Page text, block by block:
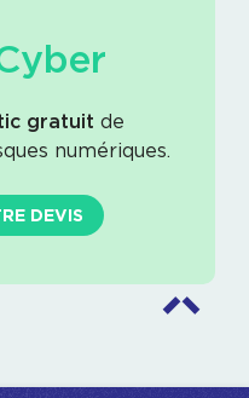
gratuit de
numériques.
DEVIS